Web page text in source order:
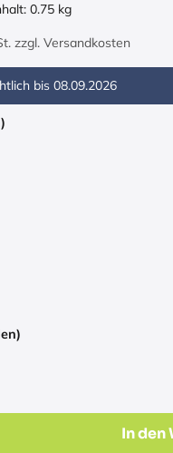
0.75 kg
zzgl. Versandkosten
bis 08.09.2026
In den